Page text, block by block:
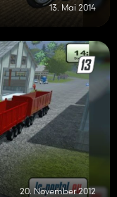
13. Mai 2014
20. November 2012